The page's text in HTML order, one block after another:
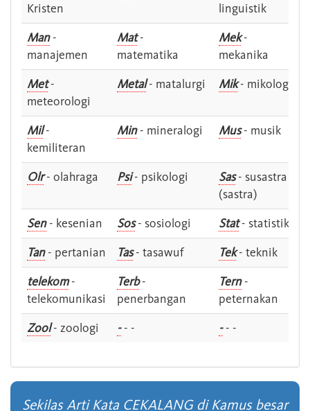
Kristen
linguistik
Man-
manajemen
Mat-
matematika
Mek-
mekanika
Met-
meteorologi
Metal- matalurgi Mik- mikologi
Mil-
kemiliteran
Min- mineralogi Mus- musik
Olr- olahraga Psi- psikologi Sas- susastra -
(sastra)
Sen- kesenian Sos- sosiologi Stat- statistik
Tan- pertanian Tas- tasawuf Tek- teknik
telekom-
telekomunikasi
Terb-
penerbangan
Tern-
peternakan
Zool- zoologi -- - -- -
Sekilas Arti Kata CEKALANG di Kamus besar